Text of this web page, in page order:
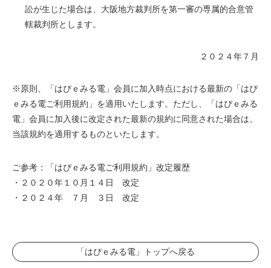
訟が生じた場合は、大阪地方裁判所を第一審の専属的合意管
轄裁判所とします。
２０２４年７月
※原則、「はぴｅみる電」会員に加入時点における最新の「はぴ
ｅみる電ご利用規約」を適用いたします。ただし、「はぴｅみる
電」会員に加入後に改定された最新の規約に同意された場合は、
当該規約を適用するものといたします。
ご参考：「はぴｅみる電ご利用規約」改定履歴
・２０２０年１０月１４日 改定
・２０２４年 ７月 ３日 改定
「はぴｅみる電」トップへ戻る